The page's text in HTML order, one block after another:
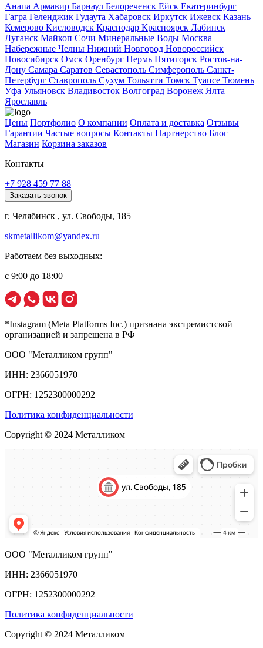
Анапа Армавир Барнаул Белореченск Ейск Екатеринбург
Гагра Геленджик Гудаута Хабаровск Иркутск Ижевск Казань
Кемерово Кисловодск Краснодар Красноярск Лабинск
Луганск Майкоп Сочи Минеральные Воды Москва
Набережные Челны Нижний Новгород Новороссийск
Новосибирск Омск Оренбург Пермь Пятигорск Ростов-на-
Дону Самара Саратов Севастополь Симферополь Санкт-
Петербург Ставрополь Сухум Тольятти Томск Туапсе Тюмень
Уфа Ульяновск Владивосток Волгоград Воронеж Ялта
Ярославль
Цены Портфолио О компании Оплата и доставка Отзывы
Гарантии Частые вопросы Контакты Партнерство Блог
Магазин Корзина заказов
Контакты
+7 928 459 77 88
Заказать звонок
г. Челябинск , ул. Свободы, 185
skmetallikom@yandex.ru
Работаем без выходных:
с 9:00 до 18:00
*Instagram (Meta Platforms Inc.) признана экстремистской
организацией и запрещена в РФ
ООО "Металликом групп"
ИНН: 2366051970
ОГРН: 1252300000292
Политика конфиденциальности
Copyright © 2024 Металликом
ООО "Металликом групп"
ИНН: 2366051970
ОГРН: 1252300000292
Политика конфиденциальности
Copyright © 2024 Металликом